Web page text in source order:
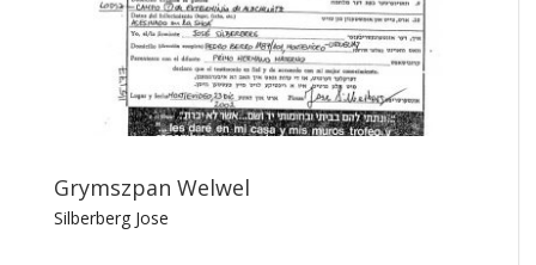
Grymszpan Welwel
Silberberg Jose